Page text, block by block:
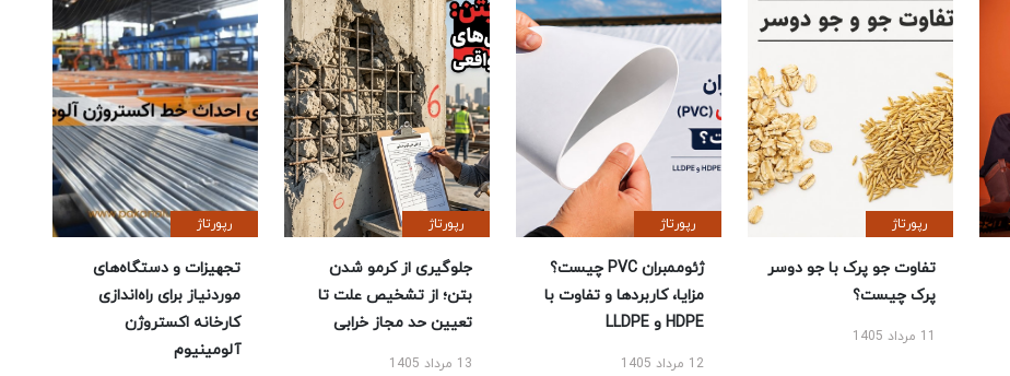
رپورتاژ
تفاوت جو پرک با جو دوسر
پرک چیست؟
11 مرداد 1405
رپورتاژ
ژئوممبران PVC چیست؟
مزایا، کاربردها و تفاوت با
HDPE و LLDPE
12 مرداد 1405
رپورتاژ
جلوگیری از کرمو شدن
بتن؛ از تشخیص علت تا
تعیین حد مجاز خرابی
13 مرداد 1405
رپورتاژ
تجهیزات و دستگاه‌های
موردنیاز برای راه‌اندازی
کارخانه اکستروژن
آلومینیوم